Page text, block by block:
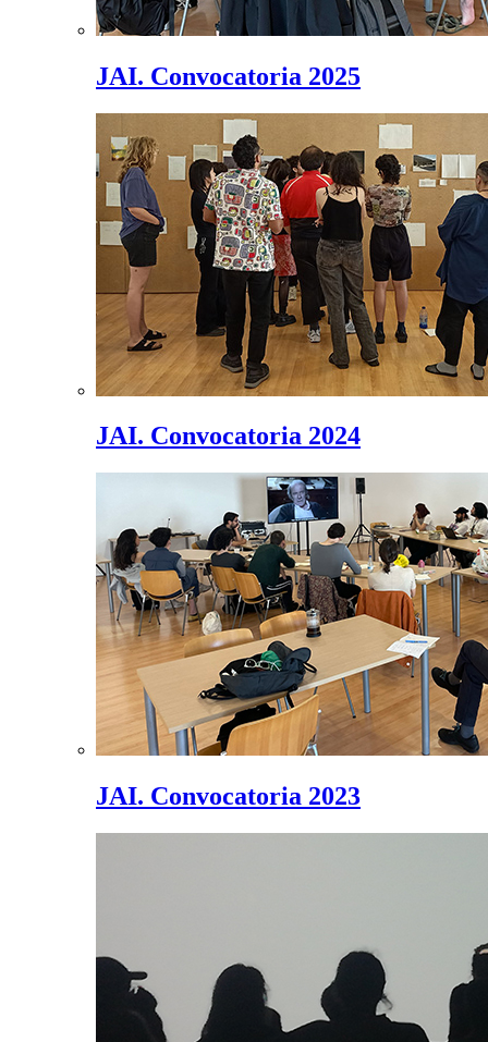
JAI. Convocatoria 2025
JAI. Convocatoria 2024
JAI. Convocatoria 2023